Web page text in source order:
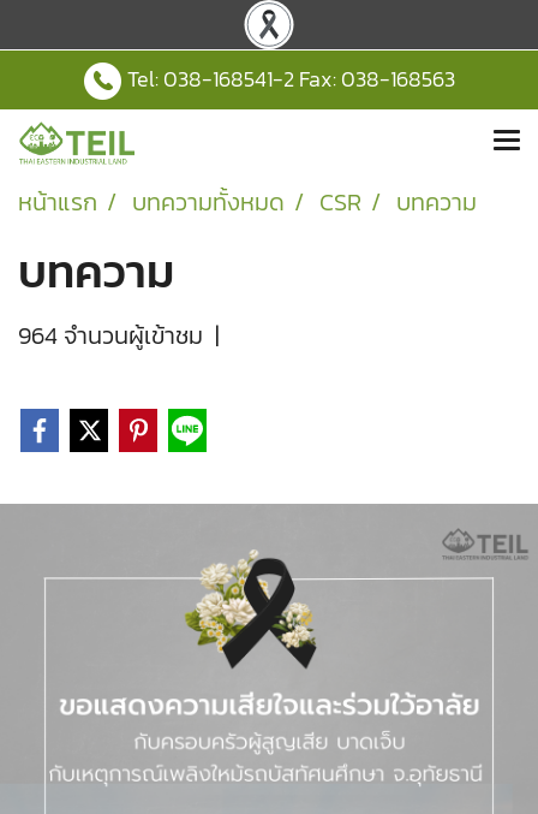
Tel:038-168541-2 Fax: 038-168563
หน้าแรก บทความทั้งหมด CSR บทความ
บทความ
964 จำนวนผู้เข้าชม |